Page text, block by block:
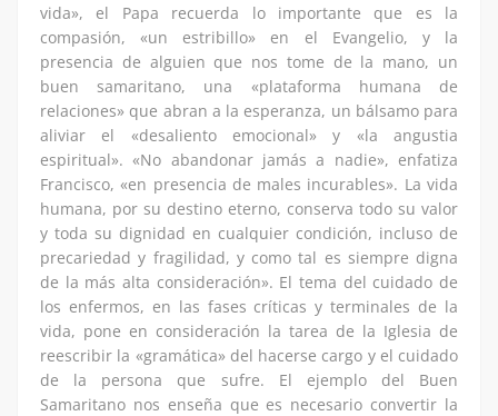
vida», el Papa recuerda lo importante que es la
compasión, «un estribillo» en el Evangelio, y la
presencia de alguien que nos tome de la mano, un
buen samaritano, una «plataforma humana de
relaciones» que abran a la esperanza, un bálsamo para
aliviar el «desaliento emocional» y «la angustia
espiritual». «No abandonar jamás a nadie», enfatiza
Francisco, «en presencia de males incurables». La vida
humana, por su destino eterno, conserva todo su valor
y toda su dignidad en cualquier condición, incluso de
precariedad y fragilidad, y como tal es siempre digna
de la más alta consideración». El tema del cuidado de
los enfermos, en las fases críticas y terminales de la
vida, pone en consideración la tarea de la Iglesia de
reescribir la «gramática» del hacerse cargo y el cuidado
de la persona que sufre. El ejemplo del Buen
Samaritano nos enseña que es necesario convertir la